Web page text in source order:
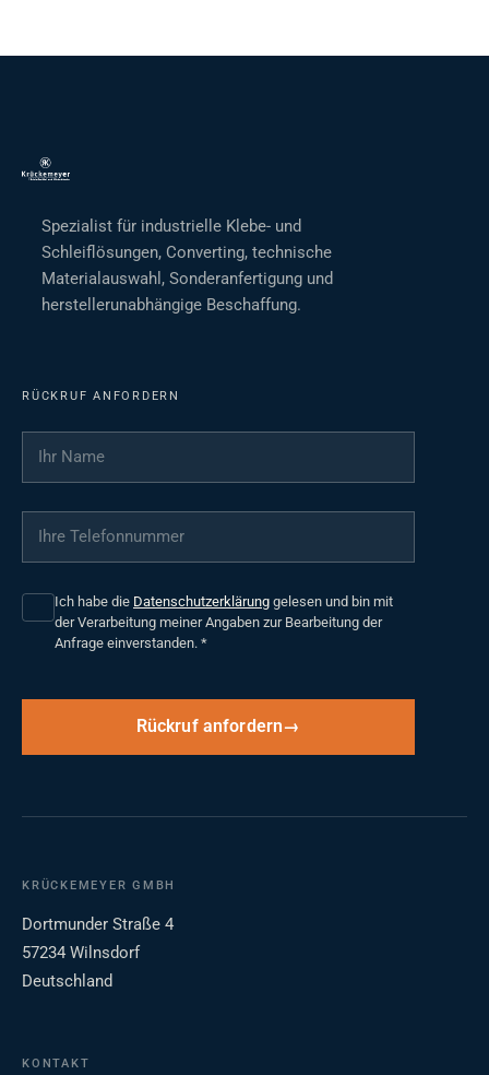
Spezialist für industrielle Klebe- und
Schleiflösungen, Converting, technische
Materialauswahl, Sonderanfertigung und
herstellerunabhängige Beschaffung.
RÜCKRUF ANFORDERN
Ihr Name
Ihre Telefonnummer
Ich habe die Datenschutzerklärung gelesen und bin mit
der Verarbeitung meiner Angaben zur Bearbeitung der
Anfrage einverstanden. *
Rückruf anfordern
KRÜCKEMEYER GMBH
Dortmunder Straße 4
57234 Wilnsdorf
Deutschland
KONTAKT